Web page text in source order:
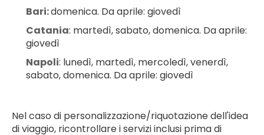
Bari: domenica. Da aprile: giovedì
Catania: martedì, sabato, domenica. Da aprile:
giovedì
Napoli: lunedì, martedì, mercoledì, venerdì,
sabato, domenica. Da aprile: giovedì
Nel caso di personalizzazione/riquotazione dell'idea
di viaggio, ricontrollare i servizi inclusi prima di